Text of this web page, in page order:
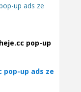
up ads ze
pop-up
pop-up ads ze